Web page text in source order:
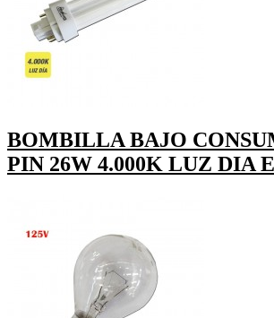
BOMBILLA BAJO
PIN 26W 4.000K LUZ DIA